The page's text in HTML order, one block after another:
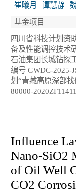
崔曦月
谭慧静
基金项目
四川省科技计划资
备及性能调控技术
石油集团长城钻探
编号 GWDC-2025-
划“青藏高原深部
80000-2020ZF11411
Influence
Nano-SiO2
of Oil Well
CO2